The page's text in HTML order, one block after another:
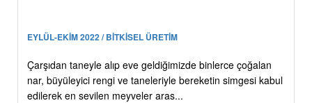
EYLÜL-EKİM 2022 / BİTKİSEL ÜRETİM
Çarşıdan taneyle alıp eve geldiğimizde binlerce çoğalan
nar, büyüleyici rengi ve taneleriyle bereketin simgesi kabul
edilerek en sevilen meyveler aras...